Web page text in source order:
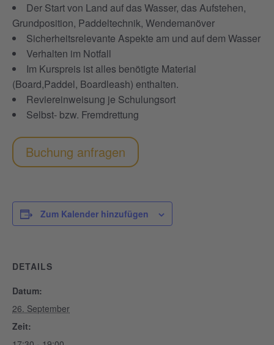
Der Start von Land auf das Wasser, das Aufstehen,
Grundposition, Paddeltechnik, Wendemanöver
Sicherheitsrelevante Aspekte am und auf dem Wasser
Verhalten im Notfall
Im Kurspreis ist alles benötigte Material
(Board,Paddel, Boardleash) enthalten.
Reviereinweisung je Schulungsort
Selbst- bzw. Fremdrettung
Buchung anfragen
Zum Kalender hinzufügen
DETAILS
Datum:
26. September
Zeit: